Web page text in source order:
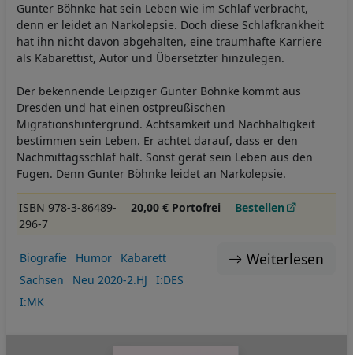
Gunter Böhnke hat sein Leben wie im Schlaf verbracht,
denn er leidet an Narkolepsie. Doch diese Schlafkrankheit
hat ihn nicht davon abgehalten, eine traumhafte Karriere
als Kabarettist, Autor und Übersetzter hinzulegen.
Der bekennende Leipziger Gunter Böhnke kommt aus
Dresden und hat einen ostpreußischen
Migrationshintergrund. Achtsamkeit und Nachhaltigkeit
bestimmen sein Leben. Er achtet darauf, dass er den
Nachmittagsschlaf hält. Sonst gerät sein Leben aus den
Fugen. Denn Gunter Böhnke leidet an Narkolepsie.
ISBN 978-3-86489-
296-7
20,00 € Portofrei Bestellen
Weiterlesen
Biografie Humor
Kabarett
Sachsen
Neu 2020-2.HJ
I:DES
I:MK